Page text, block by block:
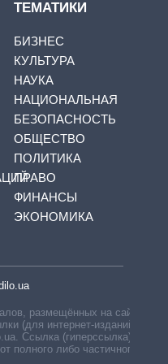
ТЕМАТИКИ
БИЗНЕС
КУЛЬТУРА
НАУКА
НАЦИОНАЛЬНАЯ
БЕЗОПАСНОСТЬ
ОБЩЕСТВО
ПОЛИТИКА
ПРАВО
ФИНАНСЫ
ЭКОНОМИКА
размещённых на сайте,
(для интернет-изданий —
Ссылка (гиперссылка)
полного либо частичного